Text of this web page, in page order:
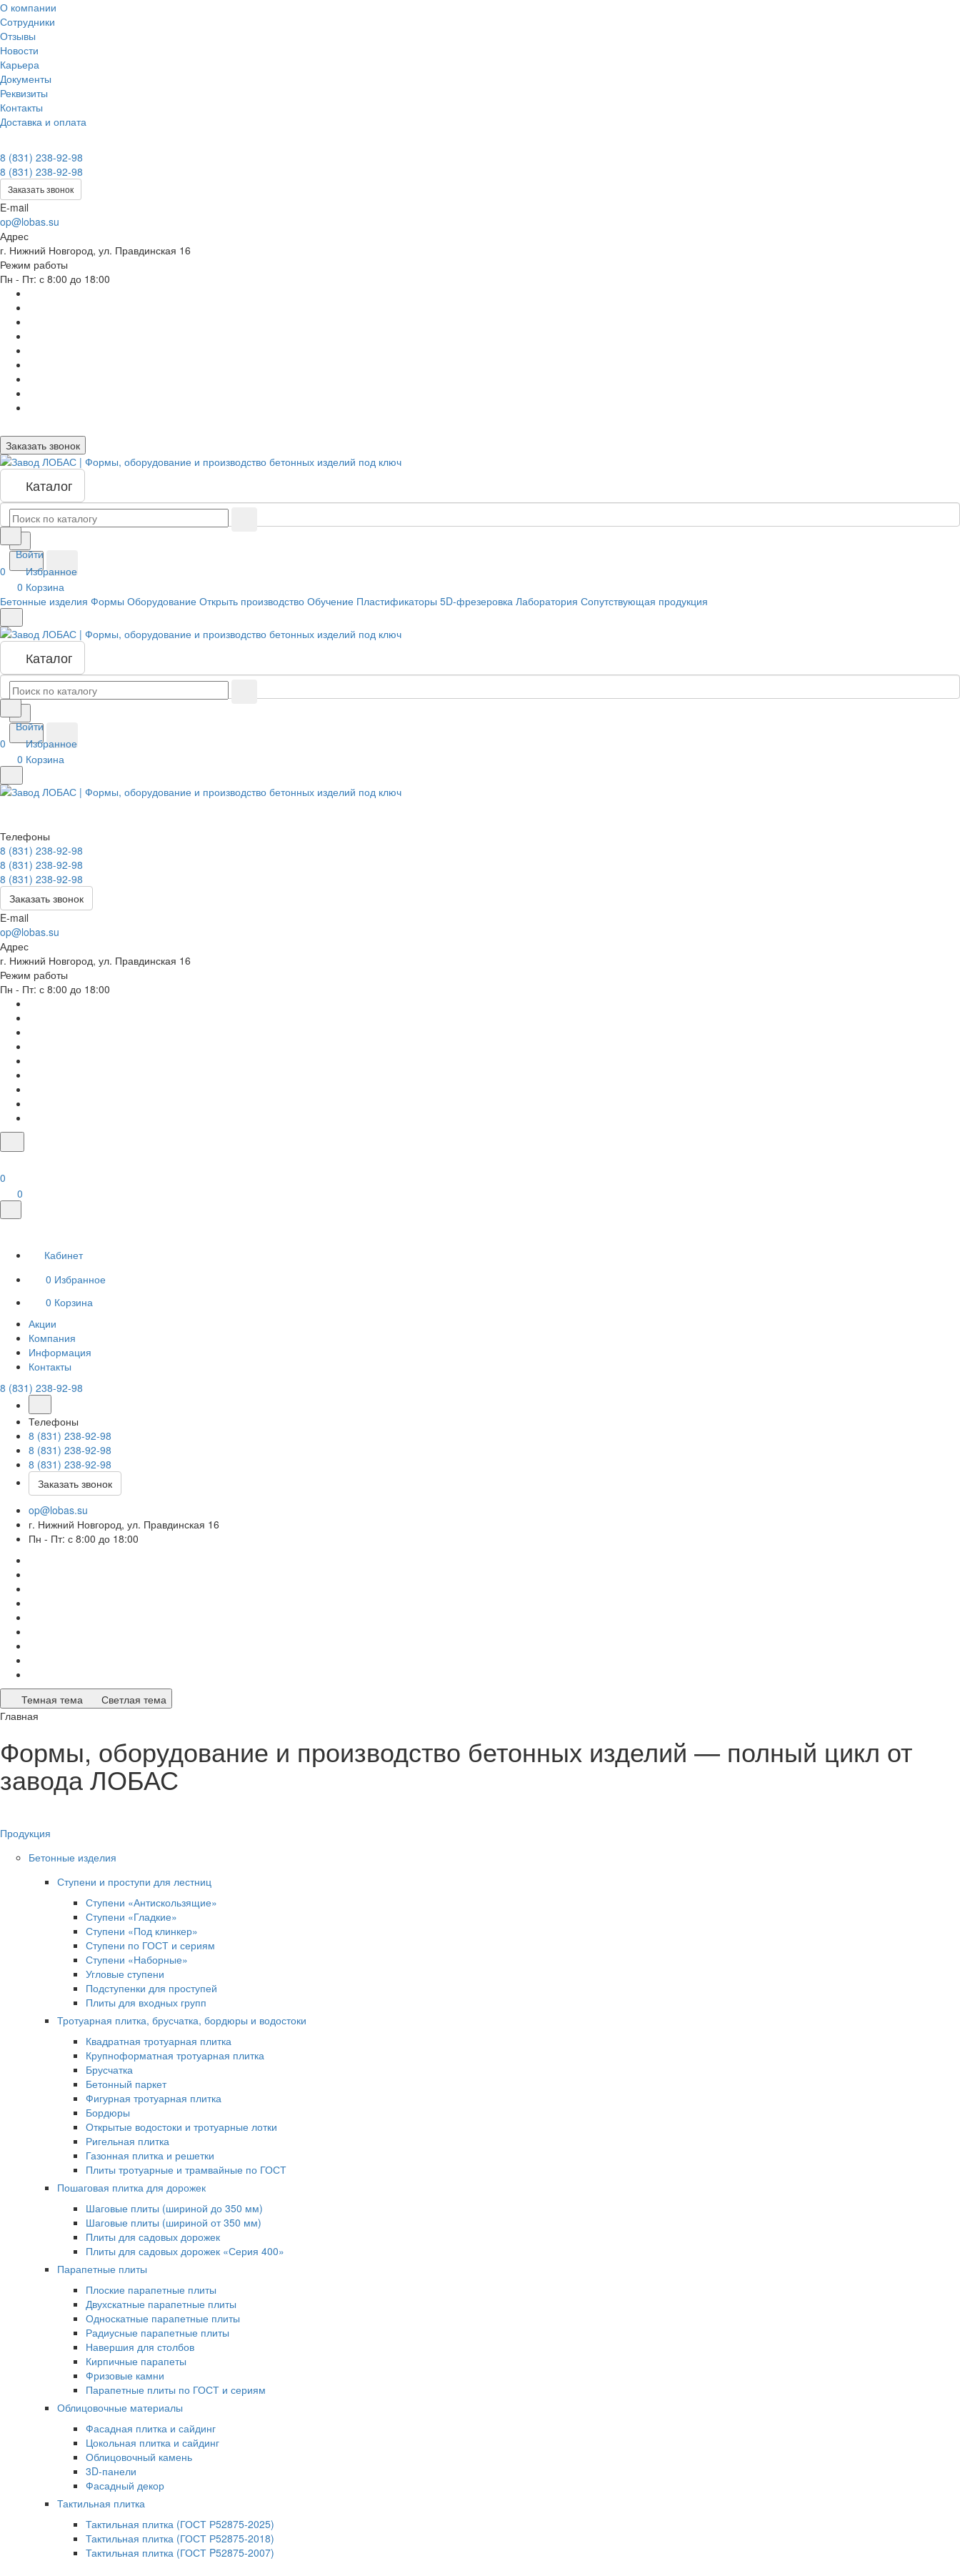
О компании
Сотрудники
Отзывы
Новости
Карьера
Документы
Реквизиты
Контакты
Доставка и оплата
8 (831) 238-92-98
8 (831) 238-92-98
Заказать звонок
E-mail
op@lobas.su
Адрес
г. Нижний Новгород, ул. Правдинская 16
Режим работы
Пн - Пт: с 8:00 до 18:00
Заказать звонок
Каталог
Войти
0
Избранное
0 Корзина
Бетонные изделия Формы Оборудование Открыть производство Обучение Пластификаторы 5D-фрезеровка Лаборатория Сопутствующая продукция
Каталог
Войти
0
Избранное
0 Корзина
Телефоны
8 (831) 238-92-98
8 (831) 238-92-98
8 (831) 238-92-98
Заказать звонок
E-mail
op@lobas.su
Адрес
г. Нижний Новгород, ул. Правдинская 16
Режим работы
Пн - Пт: с 8:00 до 18:00
0
0
Кабинет
0 Избранное
0 Корзина
Акции
Компания
Информация
Контакты
8 (831) 238-92-98
Телефоны
8 (831) 238-92-98
8 (831) 238-92-98
8 (831) 238-92-98
Заказать звонок
op@lobas.su
г. Нижний Новгород, ул. Правдинская 16
Пн - Пт: с 8:00 до 18:00
Темная тема
Светлая тема
Главная
Формы, оборудование и производство бетонных изделий — полный цикл от
завода ЛОБАС
Продукция
Бетонные изделия
Ступени и проступи для лестниц
Ступени «Антискользящие»
Ступени «Гладкие»
Ступени «Под клинкер»
Ступени по ГОСТ и сериям
Ступени «Наборные»
Угловые ступени
Подступенки для проступей
Плиты для входных групп
Тротуарная плитка, брусчатка, бордюры и водостоки
Квадратная тротуарная плитка
Крупноформатная тротуарная плитка
Брусчатка
Бетонный паркет
Фигурная тротуарная плитка
Бордюры
Открытые водостоки и тротуарные лотки
Ригельная плитка
Газонная плитка и решетки
Плиты тротуарные и трамвайные по ГОСТ
Пошаговая плитка для дорожек
Шаговые плиты (шириной до 350 мм)
Шаговые плиты (шириной от 350 мм)
Плиты для садовых дорожек
Плиты для садовых дорожек «Серия 400»
Парапетные плиты
Плоские парапетные плиты
Двухскатные парапетные плиты
Односкатные парапетные плиты
Радиусные парапетные плиты
Навершия для столбов
Кирпичные парапеты
Фризовые камни
Парапетные плиты по ГОСТ и сериям
Облицовочные материалы
Фасадная плитка и сайдинг
Цокольная плитка и сайдинг
Облицовочный камень
3D-панели
Фасадный декор
Тактильная плитка
Тактильная плитка (ГОСТ Р52875-2025)
Тактильная плитка (ГОСТ Р52875-2018)
Тактильная плитка (ГОСТ P52875-2007)